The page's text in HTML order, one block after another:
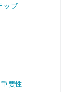
ップ
要性